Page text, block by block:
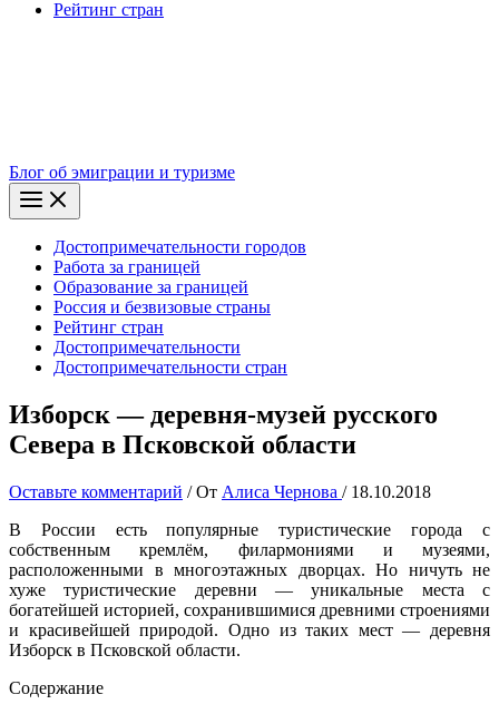
Рейтинг стран
Блог об эмиграции и туризме
Достопримечательности городов
Работа за границей
Образование за границей
Россия и безвизовые страны
Рейтинг стран
Достопримечательности
Достопримечательности стран
Изборск — деревня-музей русского
Севера в Псковской области
Оставьте комментарий / От Алиса Чернова / 18.10.2018
В России есть популярные туристические города с
собственным кремлём, филармониями и музеями,
расположенными в многоэтажных дворцах. Но ничуть не
хуже туристические деревни — уникальные места с
богатейшей историей, сохранившимися древними строениями
и красивейшей природой. Одно из таких мест — деревня
Изборск в Псковской области.
Содержание